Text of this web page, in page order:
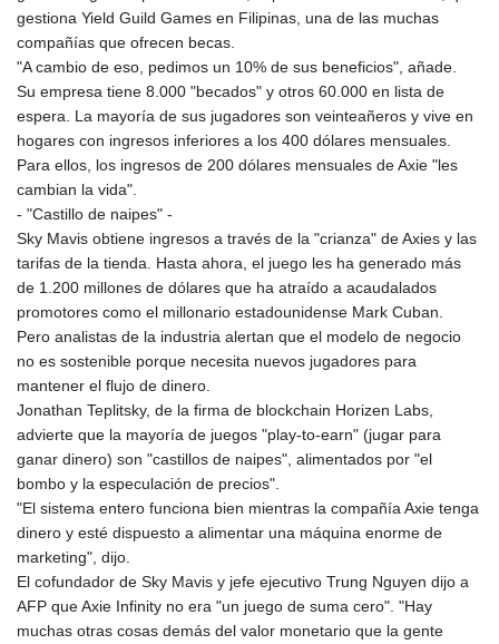
MUR 47.070378
MWK
1728.841413
MXN 17.380378
MYR 4.090104
MZN 63.905039
1364.860377
NIO 36.690741
NOK 9.51237
NPR 151.800372
NZD 1.701115
PEN 3.376465
PHP 60.705038
PLN 3.719205
QAR 3.644596
RON 4.536304
RSD 101.492021
gestiona Yield Guild Games en Filipinas, una de las muchas
compañías que ofrecen becas.
"A cambio de eso, pedimos un 10% de sus beneficios", añade.
Su empresa tiene 8.000 "becados" y otros 60.000 en lista de
espera. La mayoría de sus jugadores son veinteañeros y vive en
hogares con ingresos inferiores a los 400 dólares mensuales.
Para ellos, los ingresos de 200 dólares mensuales de Axie "les
cambian la vida".
- "Castillo de naipes" -
Sky Mavis obtiene ingresos a través de la "crianza" de Axies y las
tarifas de la tienda. Hasta ahora, el juego les ha generado más
de 1.200 millones de dólares que ha atraído a acaudalados
promotores como el millonario estadounidense Mark Cuban.
Pero analistas de la industria alertan que el modelo de negocio
no es sostenible porque necesita nuevos jugadores para
mantener el flujo de dinero.
Jonathan Teplitsky, de la firma de blockchain Horizen Labs,
advierte que la mayoría de juegos "play-to-earn" (jugar para
ganar dinero) son "castillos de naipes", alimentados por "el
bombo y la especulación de precios".
"El sistema entero funciona bien mientras la compañía Axie tenga
dinero y esté dispuesto a alimentar una máquina enorme de
marketing", dijo.
El cofundador de Sky Mavis y jefe ejecutivo Trung Nguyen dijo a
AFP que Axie Infinity no era "un juego de suma cero". "Hay
muchas otras cosas demás del valor monetario que la gente